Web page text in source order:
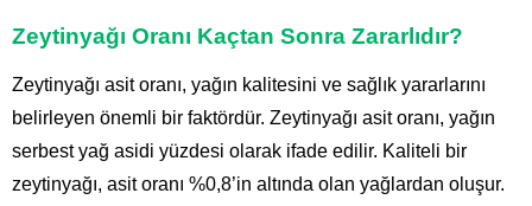
Zeytinyağı Oranı Kaçtan Sonra Zararlıdır?
Zeytinyağı asit oranı, yağın kalitesini ve sağlık yararlarını
belirleyen önemli bir faktördür. Zeytinyağı asit oranı, yağın
serbest yağ asidi yüzdesi olarak ifade edilir. Kaliteli bir
zeytinyağı, asit oranı %0,8’in altında olan yağlardan oluşur.